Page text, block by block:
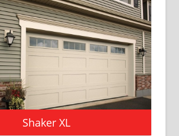
Shaker XL